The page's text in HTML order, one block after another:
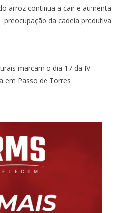
arroz continua a cair e aumenta
preocupação da cadeia produtiva
marcam o dia 17 da IV
em Passo de Torres